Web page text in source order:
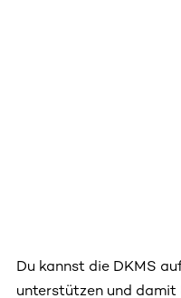
Du kannst die DKMS
unterstützen und